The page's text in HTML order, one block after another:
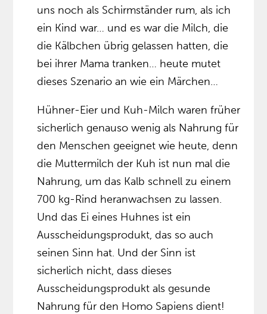
uns noch als Schirmständer rum, als ich
ein Kind war… und es war die Milch, die
die Kälbchen übrig gelassen hatten, die
bei ihrer Mama tranken… heute mutet
dieses Szenario an wie ein Märchen…
Hühner-Eier und Kuh-Milch waren früher
sicherlich genauso wenig als Nahrung für
den Menschen geeignet wie heute, denn
die Muttermilch der Kuh ist nun mal die
Nahrung, um das Kalb schnell zu einem
700 kg-Rind heranwachsen zu lassen.
Und das Ei eines Huhnes ist ein
Ausscheidungsprodukt, das so auch
seinen Sinn hat. Und der Sinn ist
sicherlich nicht, dass dieses
Ausscheidungsprodukt als gesunde
Nahrung für den Homo Sapiens dient!